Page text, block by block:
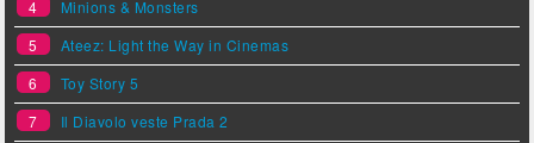
4
Minions & Monsters
5
Ateez: Light the Way in Cinemas
6
Toy Story 5
7
Il Diavolo veste Prada 2